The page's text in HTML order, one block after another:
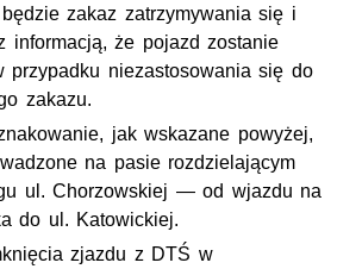
zakaz zatrzymywania się i
informacją, że pojazd zostanie
przypadku niezastosowania się do
zakazu.
jak wskazane powyżej,
na pasie rozdzielającym
ul. Chorzowskiej — od wjazdu na
do ul. Katowickiej.
zjazdu z DTŚ w